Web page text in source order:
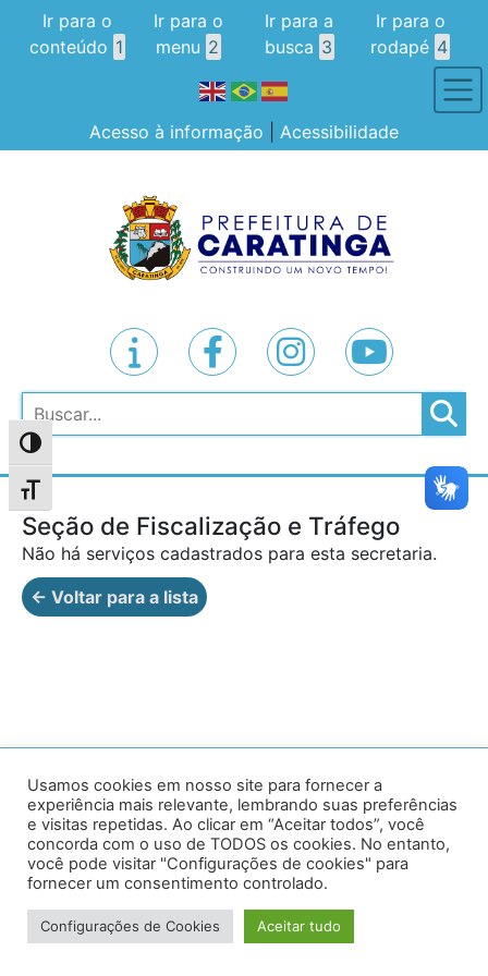
Alternar alto contraste
Alternar tamanho da fonte
Ir para o
conteúdo 1
Ir para o
menu 2
Ir para a
busca 3
Ir para o
rodapé 4
Acesso à informação Acessibilidade
Pesquisar
Seção de Fiscalização e Tráfego
Não há serviços cadastrados para esta secretaria.
← Voltar para a lista
Av. Prof. Armando Alves da Silva, nº 1950 - Zacarias,
Caratinga - MG - 35302-403 / Tel: (33) 3329 8000
Desenvolvido por VersaTec
Usamos cookies em nosso site para fornecer a
experiência mais relevante, lembrando suas preferências
e visitas repetidas. Ao clicar em “Aceitar todos”, você
concorda com o uso de TODOS os cookies. No entanto,
você pode visitar "Configurações de cookies" para
fornecer um consentimento controlado.
Configurações de Cookies Aceitar tudo